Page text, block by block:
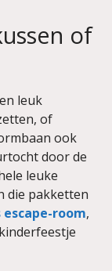
of
leuk
of
ook
door de
leuke
die pakketten
room,